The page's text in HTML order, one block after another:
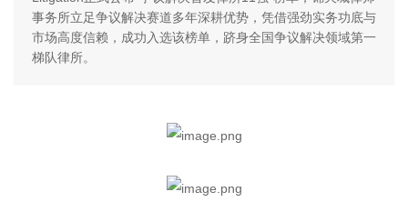
事务所立足争议解决赛道多年深耕优势，凭借强劲实务功底与
市场高度信赖，成功入选该榜单，跻身全国争议解决领域第一
梯队律所。